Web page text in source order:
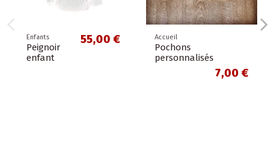
Enfants
Peignoir
enfant
55,00 € Accueil
Pochons
personnalisés
7,00 €